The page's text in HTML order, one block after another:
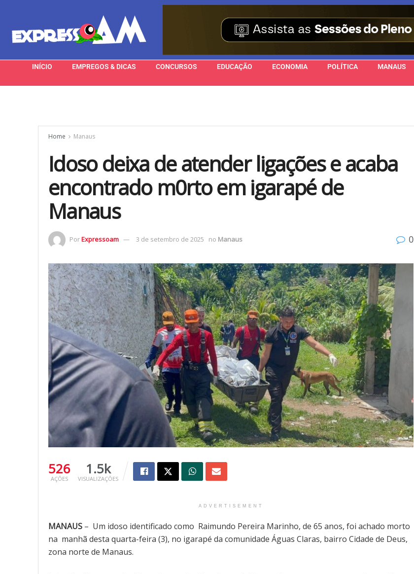
INÍCIO EMPREGOS & DICAS CONCURSOS EDUCAÇÃO ECONOMIA POLÍTICA MANAUS
Home Manaus
Idoso deixa de atender ligações e acaba
encontrado m0rto em igarapé de
Manaus
PorExpressoam 3 de setembro de 2025 no Manaus 0
526
AÇÕES
1.5k
VISUALIZAÇÕES
ADVERTISEMENT
MANAUS – Um idoso identificado como Raimundo Pereira Marinho, de 65 anos, foi achado morto
na manhã desta quarta-feira (3), no igarapé da comunidade Águas Claras, bairro Cidade de Deus,
zona norte de Manaus.